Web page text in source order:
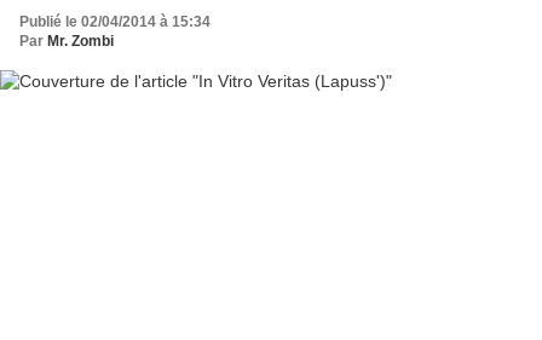
Publié le 02/04/2014 à 15:34
Par Mr. Zombi